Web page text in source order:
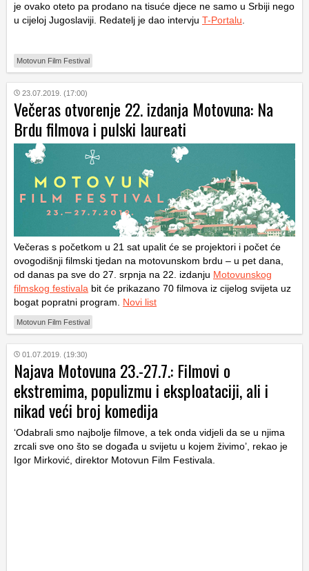
je ovako oteto pa prodano na tisuće djece ne samo u Srbiji nego
u cijeloj Jugoslaviji. Redatelj je dao intervju T-Portalu
Motovun Film Festival
23.07.2019. (17:00)
Večeras otvorenje 22. izdanja Motovuna: Na
Brdu filmova i pulski laureati
Večeras s početkom u 21 sat upalit će se projektori i počet će
ovogodišnji filmski tjedan na motovunskom brdu – u pet dana,
od danas pa sve do 27. srpnja na 22. izdanju Motovunskog
filmskog festivala bit će prikazano 70 filmova iz cijelog svijeta uz
bogat popratni program. Novi list
Motovun Film Festival
01.07.2019. (19:30)
Najava Motovuna 23.-27.7.: Filmovi o
ekstremima, populizmu i eksploataciji, ali i
nikad veći broj komedija
‘Odabrali smo najbolje filmove, a tek onda vidjeli da se u njima
zrcali sve ono što se događa u svijetu u kojem živimo’, rekao je
Igor Mirković, direktor Motovun Film Festivala.